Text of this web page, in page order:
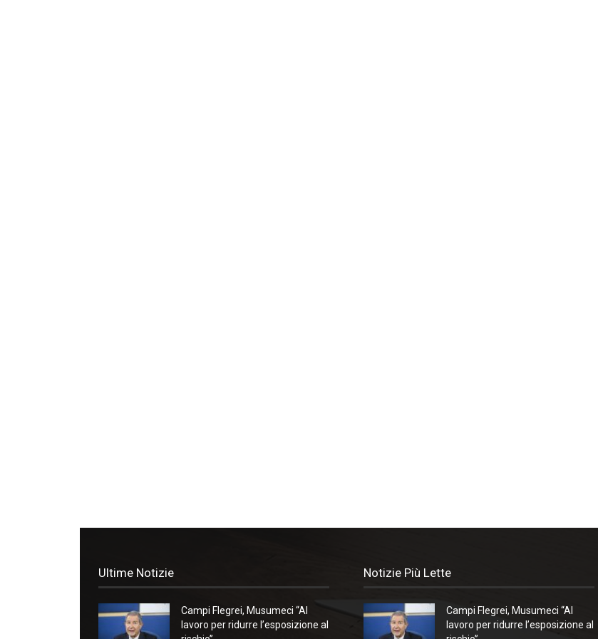
Ultime Notizie
Campi Flegrei, Musumeci “Al
lavoro per ridurre l’esposizione al
Notizie Più Lette
Campi Flegrei, Musumeci “Al
lavoro per ridurre l’esposizione al